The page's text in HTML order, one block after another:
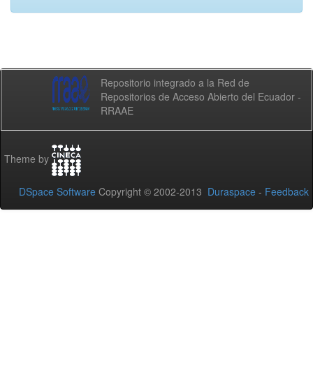
Repositorio integrado a la Red de
Repositorios de Acceso Abierto del Ecuador -
RRAAE
Theme by
DSpace Software Copyright © 2002-2013 Duraspace - Feedback